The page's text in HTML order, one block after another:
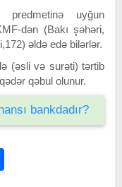
predmetinə uyğun
dən (Bakı şəhəri,
əldə edə bilərlər.
(əsli və surəti) tərtib
qəbul olunur.
bankdadır?